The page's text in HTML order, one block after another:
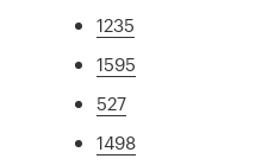
1235
1595
527
1498